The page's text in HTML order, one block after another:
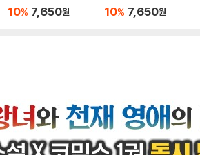
10% 7,650원
자리의 아랴 양 11
10% 7,650원